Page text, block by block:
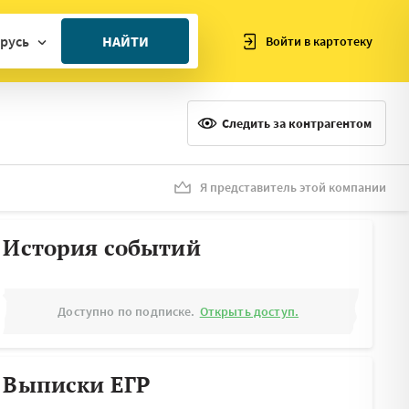
НАЙТИ Войти в картотеку
Следить за контрагентом
Я представитель этой компании
История событий
Доступно по подписке. Открыть доступ.
Выписки ЕГР